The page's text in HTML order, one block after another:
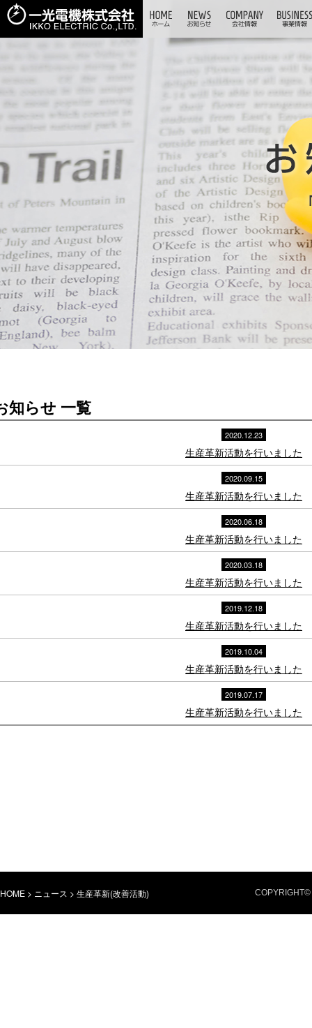
知らせ 一覧
2020.12.23
生産革新活動を行いました
2020.09.15
生産革新活動を行いました
2020.06.18
生産革新活動を行いました
2020.03.18
生産革新活動を行いました
2019.12.18
生産革新活動を行いました
2019.10.04
生産革新活動を行いました
2019.07.17
生産革新活動を行いました
HOME > ニュース > 生産革新(改善活動)